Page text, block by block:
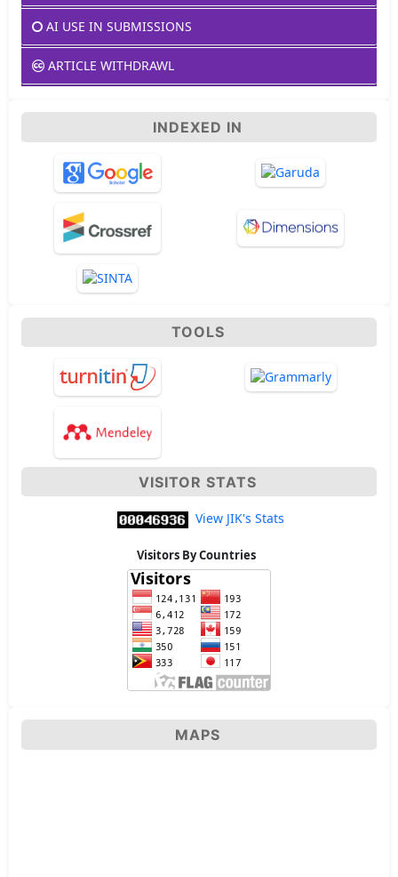
AI USE IN SUBMISSIONS
ARTICLE WITHDRAWL
INDEXED IN
TOOLS
VISITOR STATS
View JIK's Stats
Visitors By Countries
MAPS